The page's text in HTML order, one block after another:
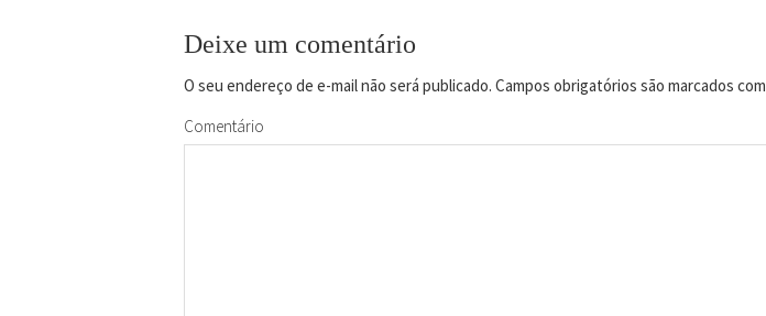
Deixe um comentário
O seu endereço de e-mail não será publicado. Campos obrigatórios são marcados com
Comentário